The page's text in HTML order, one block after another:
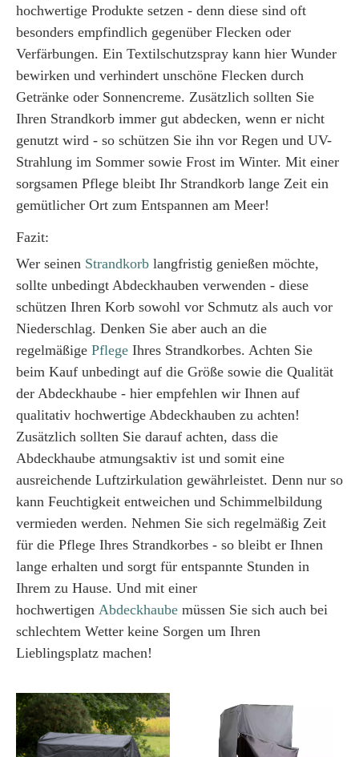
hochwertige Produkte setzen - denn diese sind oft
besonders empfindlich gegenüber Flecken oder
Verfärbungen. Ein Textilschutzspray kann hier Wunder
bewirken und verhindert unschöne Flecken durch
Getränke oder Sonnencreme. Zusätzlich sollten Sie
Ihren Strandkorb immer gut abdecken, wenn er nicht
genutzt wird - so schützen Sie ihn vor Regen und UV-
Strahlung im Sommer sowie Frost im Winter. Mit einer
sorgsamen Pflege bleibt Ihr Strandkorb lange Zeit ein
gemütlicher Ort zum Entspannen am Meer!
Fazit:
Wer seinen Strandkorb langfristig genießen möchte,
sollte unbedingt Abdeckhauben verwenden - diese
schützen Ihren Korb sowohl vor Schmutz als auch vor
Niederschlag. Denken Sie aber auch an die
regelmäßige Pflege Ihres Strandkorbes. Achten Sie
beim Kauf unbedingt auf die Größe sowie die Qualität
der Abdeckhaube - hier empfehlen wir Ihnen auf
qualitativ hochwertige Abdeckhauben zu achten!
Zusätzlich sollten Sie darauf achten, dass die
Abdeckhaube atmungsaktiv ist und somit eine
ausreichende Luftzirkulation gewährleistet. Denn nur so
kann Feuchtigkeit entweichen und Schimmelbildung
vermieden werden. Nehmen Sie sich regelmäßig Zeit
für die Pflege Ihres Strandkorbes - so bleibt er Ihnen
lange erhalten und sorgt für entspannte Stunden in
Ihrem zu Hause. Und mit einer
hochwertigen Abdeckhaube müssen Sie sich auch bei
schlechtem Wetter keine Sorgen um Ihren
Lieblingsplatz machen!